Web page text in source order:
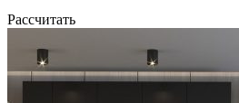
Рассчитать